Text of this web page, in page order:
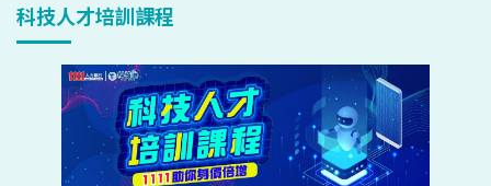
科技人才培訓課程